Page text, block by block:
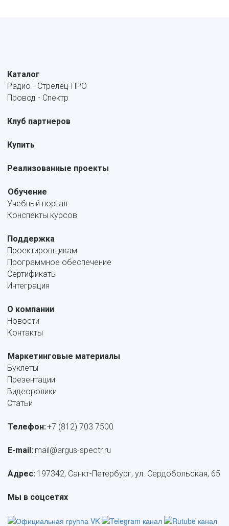
Каталог
Радио - Стрелец-ПРО
Провод - Спектр
Клуб партнеров
Купить
Реализованные проекты
Обучение
Учебный портал
Конспекты курсов
Поддержка
Проектировщикам
Программное обеспечение
Сертификаты
Интеграция
О компании
Новости
Контакты
Маркетинговые материалы
Буклеты
Презентации
Видеоролики
Статьи
Телефон:+7 (812) 703 7500
E-mail: mail@argus-spectr.ru
Адрес: 197342, Санкт-Петербург, ул. Сердобольская, 65
Мы в соцсетях